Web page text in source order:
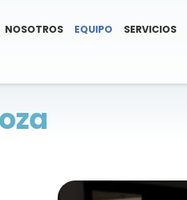
NOSOTROS EQUIPO SERVICIOS